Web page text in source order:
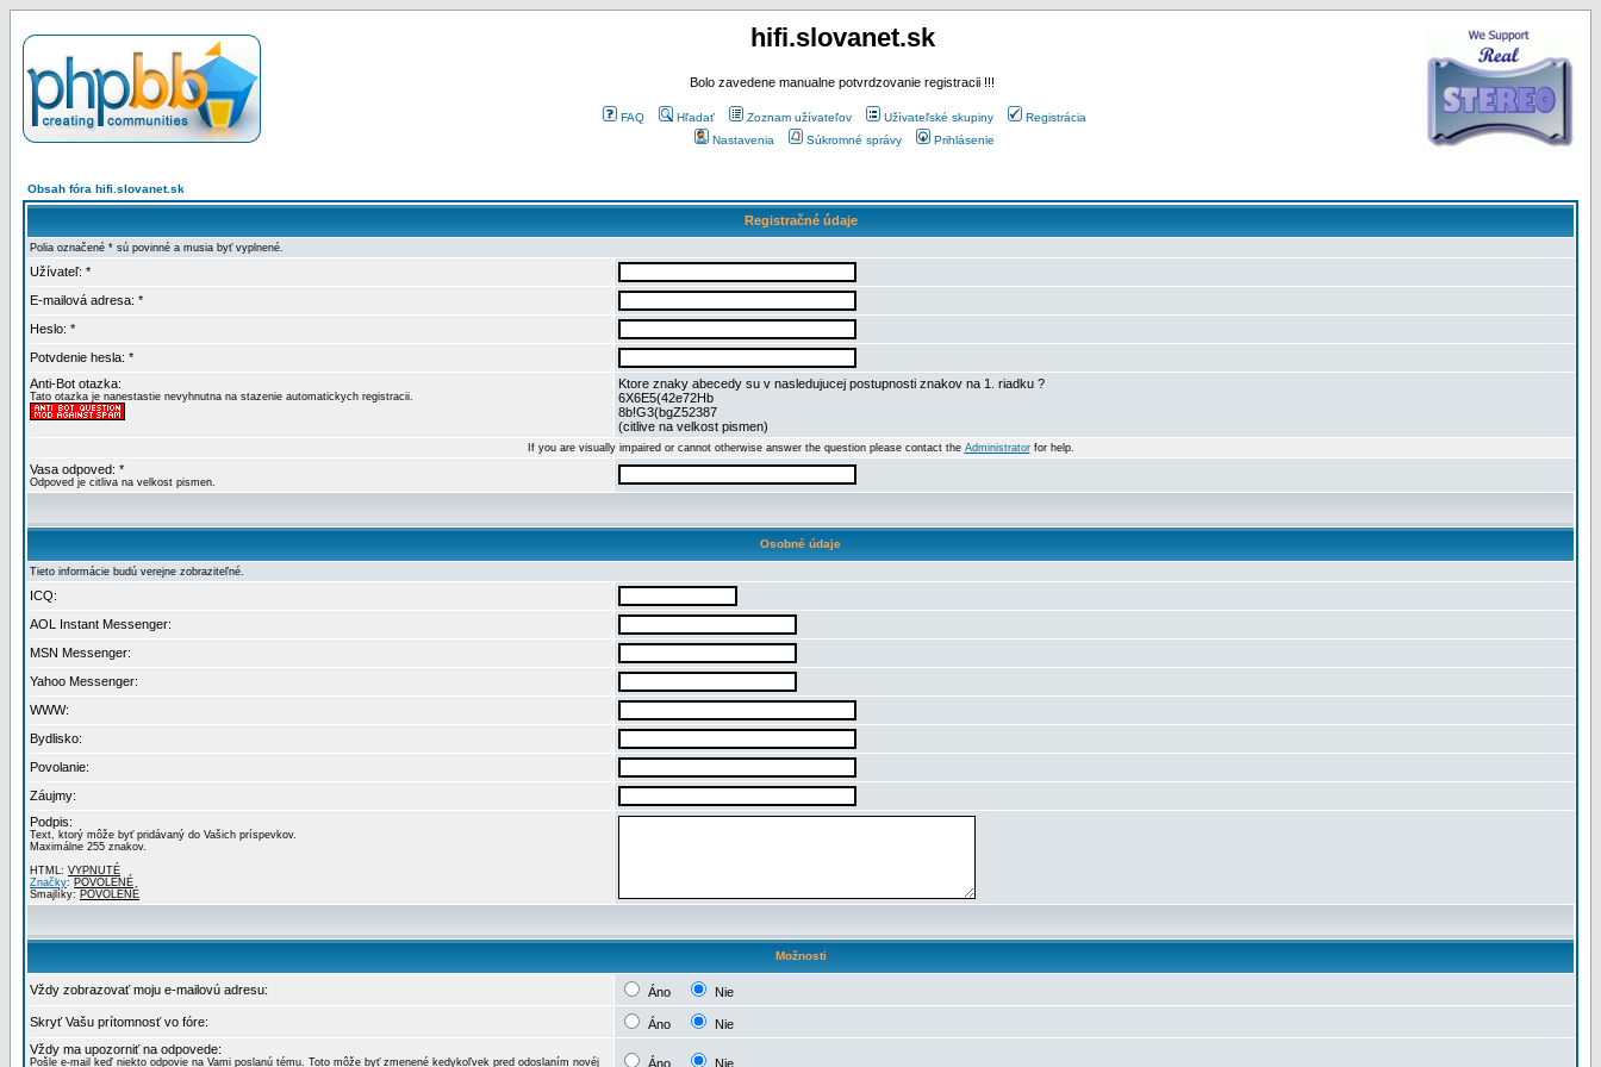
hifi.slovanet.sk
Bolo zavedene manualne potvrdzovanie registracii !!!
FAQ Hľadať Zoznam užívateľov Užívateľské skupiny
Registrácia
Nastavenia
Súkromné správy Prihlásenie
Obsah fóra hifi.slovanet.sk
Registračné údaje
Polia označené * sú povinné a musia byť vyplnené.
Užívateľ: *
E-mailová adresa: *
Heslo: *
Potvdenie hesla: *
Anti-Bot otazka:
Tato otazka je nanestastie nevyhnutna na stazenie automatickych registracii.
Ktore znaky abecedy su v nasledujucej postupnosti znakov na 1. riadku ?
6X6E5(42e72Hb
8b!G3(bgZ52387
(citlive na velkost pismen)
If you are visually impaired or cannot otherwise answer the question please contact the Administratorfor help.
Vasa odpoved: *
Odpoved je citliva na velkost pismen.
Osobné údaje
Tieto informácie budú verejne zobraziteľné.
ICQ:
AOL Instant Messenger:
MSN Messenger:
Yahoo Messenger:
WWW:
Bydlisko:
Povolanie:
Záujmy:
Podpis:
Text, ktorý môže byť pridávaný do Vašich príspevkov.
Maximálne 255 znakov.
HTML: VYPNUTÉ
Značky: POVOLENÉ
Smajlíky: POVOLENÉ
Možnosti
Vždy zobrazovať moju e-mailovú adresu: Áno Nie
Skryť Vašu prítomnosť vo fóre: Áno
Nie
Vždy ma upozorniť na odpovede:
Pošle e-mail keď niekto odpovie na Vami poslanú tému. Toto môže byť zmenené kedykoľvek pred odoslaním novéj Áno Nie